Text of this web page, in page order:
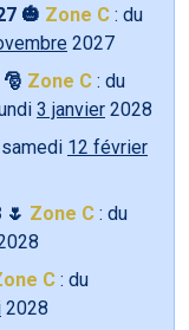
🎃 Zone C : du
2027
Zone C : du
3 janvier 2028
12 février
Zone C : du
C : du
2028